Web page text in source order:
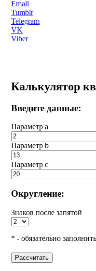
Email
Tumblr
Telegram
VK
Viber
Калькулятор
Введите данные:
Параметр a
Параметр b
Параметр с
Округление:
Знаков после запятой
* - обязательно заполнить
Рассчитать